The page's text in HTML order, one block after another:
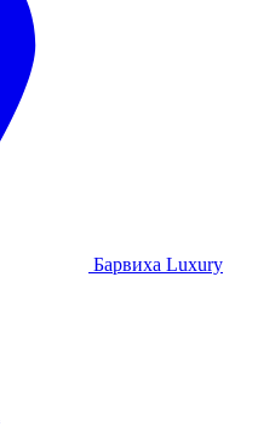
Барвиха Luxury